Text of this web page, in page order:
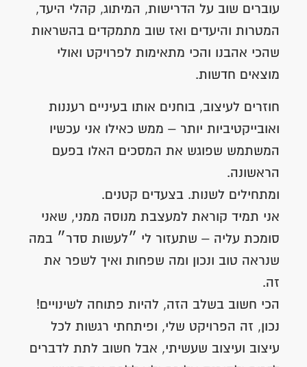
עוברים שוב על הדרישות, המיתוג, קהלי היעד,
המטרות והיעדים ואז שוב מתמקדים בהשראות
שהכי אהבנו והכי מתאימות לפרויקט ואולי
מוצאים חדשות.
חוזרים לעיצוב, בוחנים אותו בעיניים רעננות
ואובייקטיביות יותר – ממש כאילו אני עכשיו
המשתמש שפוגש את המסכים האלו בפעם
הראשונה.
ומתחילים לשנות. בצעדים קטנים.
אני תמיד קוראת למעצבת מנוסה ממני, שאני
סומכת עליה – שתעזור לי ״לעשות סדר״ במה
שנראה טוב ונכון ומה שפחות ואיך לשפר את
זה.
הכי חשוב בשלב הזה, להיות פתוחה לשינויים!
נכון, זה הפרויקט שלי, ופיתחתי רגשות לכל
עיצוב ועיצוב שעשיתי, אבל חשוב לתת לדברים